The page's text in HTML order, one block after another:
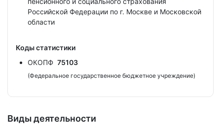
Российской Федерации по г. Москве и Московской
области
Коды статистики
ОКОПФ 75103
(Федеральное государственное бюджетное учреждение)
Виды деятельности